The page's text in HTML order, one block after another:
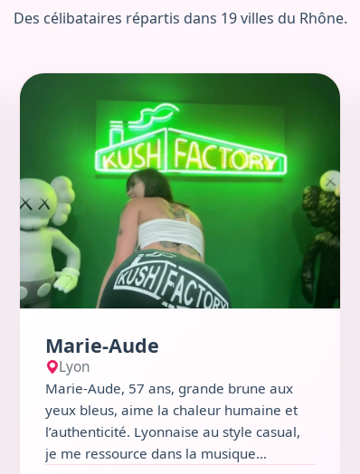
Des célibataires répartis dans 19 villes du Rhône.
Voir le profil de Marie-Aude
Marie-Aude
Lyon
Marie-Aude, 57 ans, grande brune aux
yeux bleus, aime la chaleur humaine et
l’authenticité. Lyonnaise au style casual,
je me ressource dans la musique